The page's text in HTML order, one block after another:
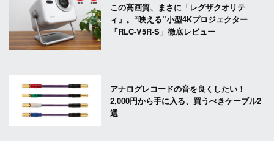
この高画質、まさに「レグザクオリテ
ィ」。“映える”小型4Kプロジェクター
「RLC-V5R-S」徹底レビュー
アナログレコードの音を良くしたい！
2,000円から手に入る、買うべきケーブル2
選